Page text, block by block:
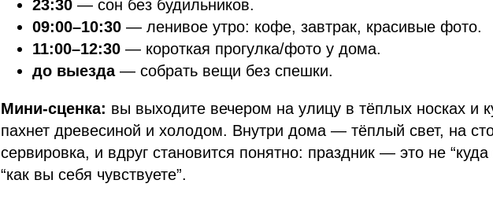
23:30 — сон без будильников.
09:00–10:30 — ленивое утро: кофе, завтрак, красивые фото.
11:00–12:30 — короткая прогулка/фото у дома.
до выезда— собрать вещи без спешки.
Мини-сценка: вы выходите вечером на улицу в тёплых носках и
пахнет древесиной и холодом. Внутри дома — тёплый свет, на
сервировка, и вдруг становится понятно: праздник — это не “куда
“как вы себя чувствуете”.